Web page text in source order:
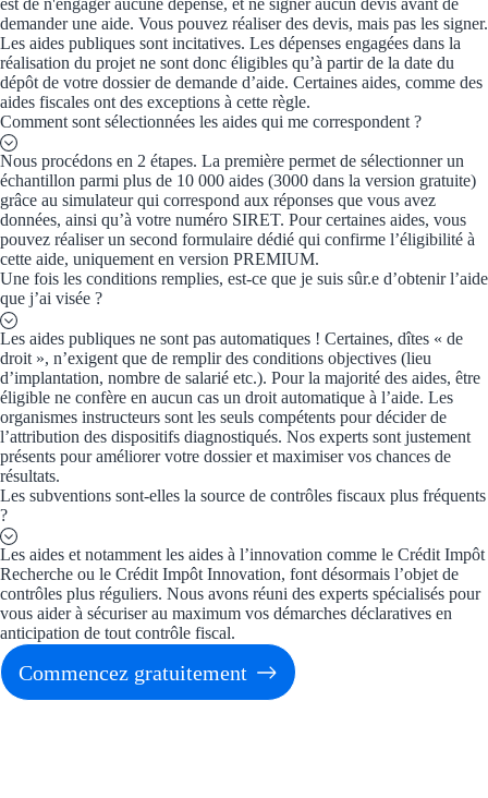
Aides Région
Aides Région
Aides Région
Aides Région
Aides Région
Aides Région
Régions de I à P
Aides Région Île-
Aides Région
Aides Région
Aides Région
Aides Région
est de n'engager aucune dépense, et ne signer aucun devis avant de
demander une aide. Vous pouvez réaliser des devis, mais pas les signer.
Les aides publiques sont incitatives. Les dépenses engagées dans la
réalisation du projet ne sont donc éligibles qu’à partir de la date du
dépôt de votre dossier de demande d’aide. Certaines aides, comme des
aides fiscales ont des exceptions à cette règle.
Comment sont sélectionnées les aides qui me correspondent ?
Nous procédons en 2 étapes. La première permet de sélectionner un
échantillon parmi plus de 10 000 aides (3000 dans la version gratuite)
grâce au simulateur qui correspond aux réponses que vous avez
données, ainsi qu’à votre numéro SIRET. Pour certaines aides, vous
pouvez réaliser un second formulaire dédié qui confirme l’éligibilité à
cette aide, uniquement en version PREMIUM.
Une fois les conditions remplies, est-ce que je suis sûr.e d’obtenir l’aide
que j’ai visée ?
Les aides publiques ne sont pas automatiques ! Certaines, dîtes « de
droit », n’exigent que de remplir des conditions objectives (lieu
d’implantation, nombre de salarié etc.). Pour la majorité des aides, être
éligible ne confère en aucun cas un droit automatique à l’aide. Les
organismes instructeurs sont les seuls compétents pour décider de
l’attribution des dispositifs diagnostiqués. Nos experts sont justement
présents pour améliorer votre dossier et maximiser vos chances de
résultats.
Les subventions sont-elles la source de contrôles fiscaux plus fréquents
?
Les aides et notamment les aides à l’innovation comme le Crédit Impôt
Recherche ou le Crédit Impôt Innovation, font désormais l’objet de
contrôles plus réguliers. Nous avons réuni des experts spécialisés pour
vous aider à sécuriser au maximum vos démarches déclaratives en
anticipation de tout contrôle fiscal.
Commencez gratuitement